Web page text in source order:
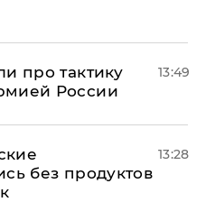
про тактику
России
13:49
без продуктов
13:28